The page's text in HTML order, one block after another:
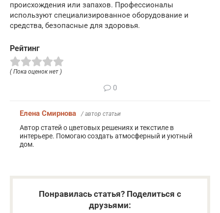
происхождения или запахов. Профессионалы
используют специализированное оборудование и
средства, безопасные для здоровья.
Рейтинг
( Пока оценок нет )
0
Елена Смирнова / автор статьи
Автор статей о цветовых решениях и текстиле в
интерьере. Помогаю создать атмосферный и уютный
дом.
Понравилась статья? Поделиться с
друзьями: